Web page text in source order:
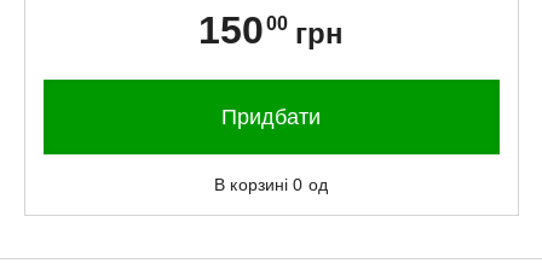
15000 грн
Придбати
В корзині0 од